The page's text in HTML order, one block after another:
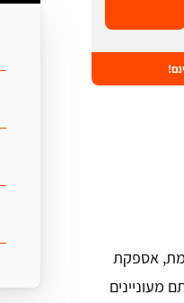
אספקת
מעוניינים